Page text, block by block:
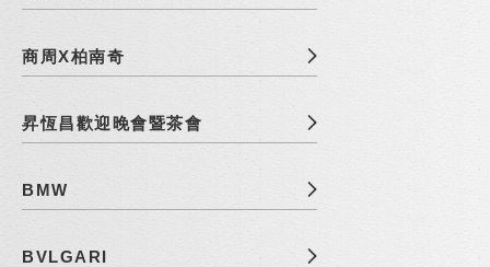
商周X柏南奇
昇恆昌歡迎晚會暨茶會
BMW
BVLGARI